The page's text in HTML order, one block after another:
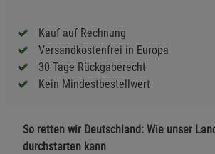
Kauf auf Rechnung
Versandkostenfrei in Europa
30 Tage Rückgaberecht
Kein Mindestbestellwert
So retten wir Deutschland: Wie unser
durchstarten kann